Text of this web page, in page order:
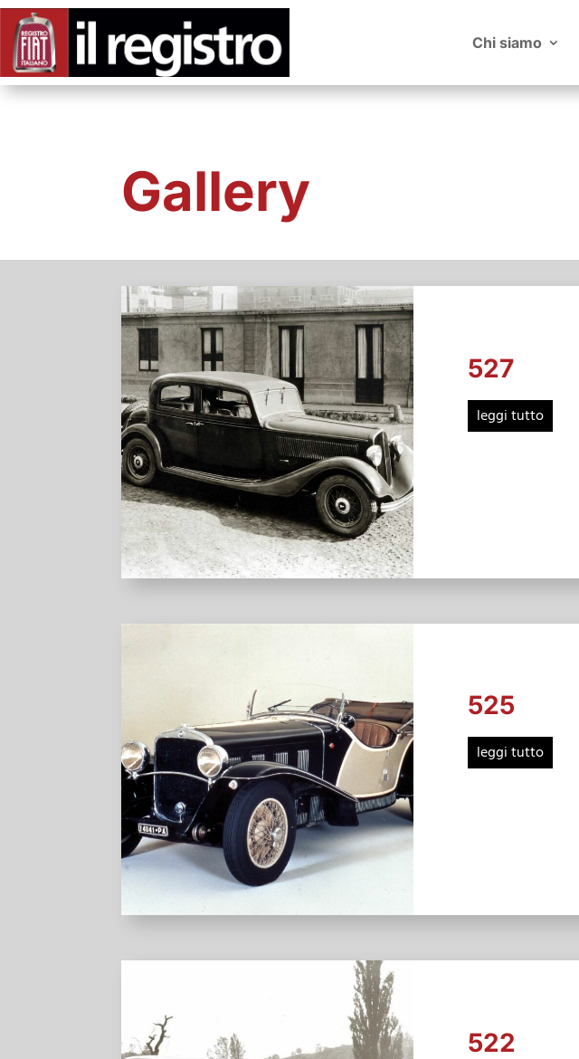
Chi siamo
Gallery
527
leggi tutto
525
leggi tutto
522